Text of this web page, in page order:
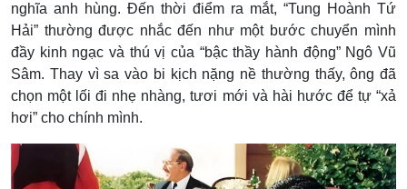
nghĩa anh hùng. Đến thời điểm ra mắt, “Tung Hoành Tứ
Hải” thường được nhắc đến như một bước chuyển mình
đầy kinh ngạc và thú vị của “bậc thầy hành động” Ngô Vũ
Sâm. Thay vì sa vào bi kịch nặng nề thường thấy, ông đã
chọn một lối đi nhẹ nhàng, tươi mới và hài hước để tự “xả
hơi” cho chính mình.